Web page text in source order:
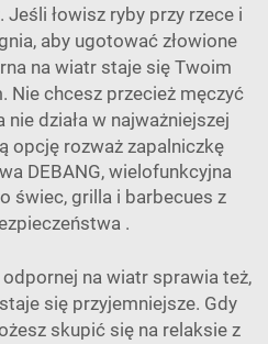
łowisz ryby przy rzece i
aby ugotować złowione
na wiatr staje się Twoim
Nie chcesz przecież męczyć
działa w najważniejszej
opcję rozważ zapalniczkę
DEBANG, wielofunkcyjna
świec, grilla i barbecues z
.
na wiatr sprawia też,
się przyjemniejsze. Gdy
skupić się na relaksie z